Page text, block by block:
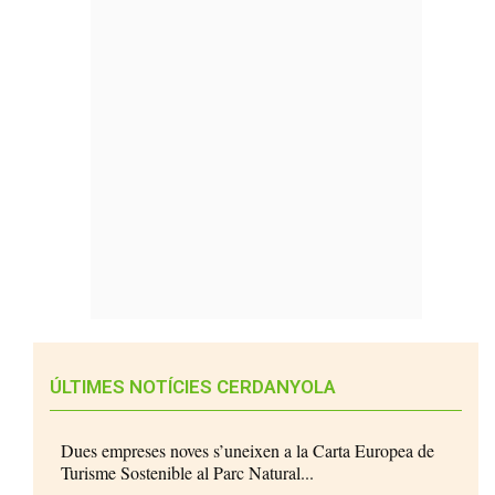
ÚLTIMES NOTÍCIES CERDANYOLA
Dues empreses noves s’uneixen a la Carta Europea de
Turisme Sostenible al Parc Natural...